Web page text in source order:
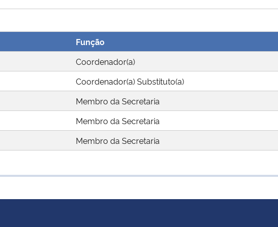
Função
Coordenador(a)
Coordenador(a) Substituto(a)
Membro da Secretaria
Membro da Secretaria
Membro da Secretaria